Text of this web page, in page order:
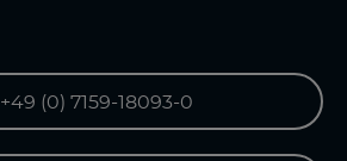
+49 (0) 7159-18093-0